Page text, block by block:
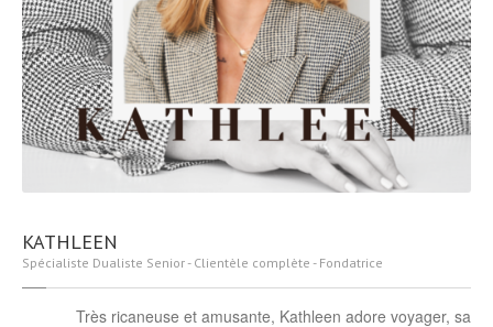
KATHLEEN
Spécialiste Dualiste Senior - Clientèle complète - Fondatrice
Très ricaneuse et amusante, Kathleen adore voyager, sa